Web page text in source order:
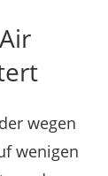
wegen
wenigen